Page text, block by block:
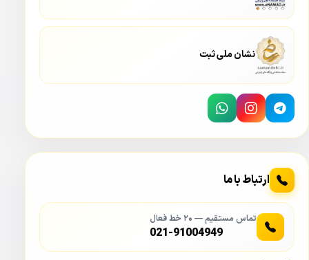
نشان ملی ثبت
ارتباط با ما
تماس مستقیم — ۲۰ خط فعال
021-91004949